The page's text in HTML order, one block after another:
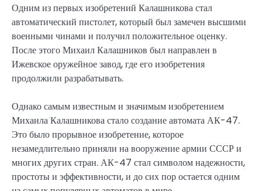
Одним из первых изобретений Калашникова стал
автоматический пистолет, который был замечен высшими
военными чинами и получил положительное оценку.
После этого Михаил Калашников был направлен в
Ижевское оружейное завод, где его изобретения
продолжили разрабатывать.
Однако самым известным и значимым изобретением
Михаила Калашникова стало создание автомата АК-47.
Это было прорывное изобретение, которое
незамедлительно приняли на вооружение армии СССР и
многих других стран. АК-47 стал символом надежности,
простоты и эффективности, и до сих пор остается одним